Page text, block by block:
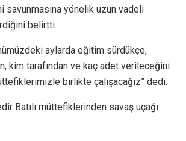
savunmasına yönelik uzun vadeli
belirtti.
aylarda eğitim sürdükçe,
kim tarafından ve kaç adet verileceğini
birlikte çalışacağız” dedi.
Batılı müttefiklerinden savaş uçağı